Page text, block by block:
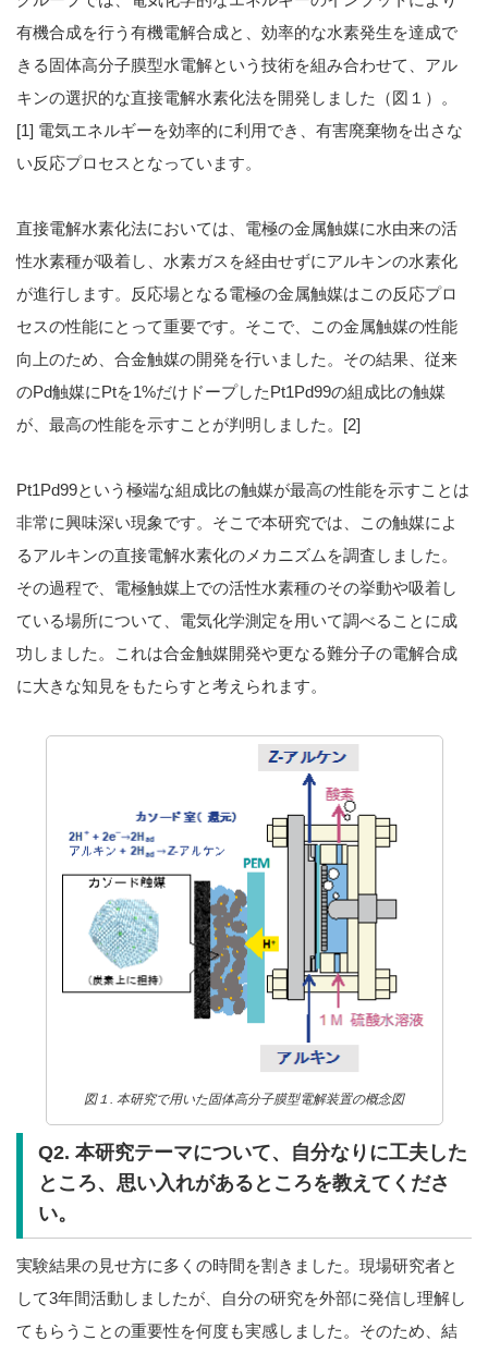
有機合成を行う有機電解合成と、効率的な水素発生を達成で
きる固体高分子膜型水電解という技術を組み合わせて、アル
キンの選択的な直接電解水素化法を開発しました（図１）。
[1] 電気エネルギーを効率的に利用でき、有害廃棄物を出さな
い反応プロセスとなっています。
直接電解水素化法においては、電極の金属触媒に水由来の活
性水素種が吸着し、水素ガスを経由せずにアルキンの水素化
が進行します。反応場となる電極の金属触媒はこの反応プロ
セスの性能にとって重要です。そこで、この金属触媒の性能
向上のため、合金触媒の開発を行いました。その結果、従来
のPd触媒にPtを1%だけドープしたPt1Pd99の組成比の触媒
が、最高の性能を示すことが判明しました。[2]
Pt1Pd99という極端な組成比の触媒が最高の性能を示すことは
非常に興味深い現象です。そこで本研究では、この触媒によ
るアルキンの直接電解水素化のメカニズムを調査しました。
その過程で、電極触媒上での活性水素種のその挙動や吸着し
ている場所について、電気化学測定を用いて調べることに成
功しました。これは合金触媒開発や更なる難分子の電解合成
に大きな知見をもたらすと考えられます。
図１. 本研究で用いた固体高分子膜型電解装置の概念図
Q2. 本研究テーマについて、自分なりに工夫した
ところ、思い入れがあるところを教えてくださ
い。
実験結果の見せ方に多くの時間を割きました。現場研究者と
して3年間活動しましたが、自分の研究を外部に発信し理解し
てもらうことの重要性を何度も実感しました。そのため、結